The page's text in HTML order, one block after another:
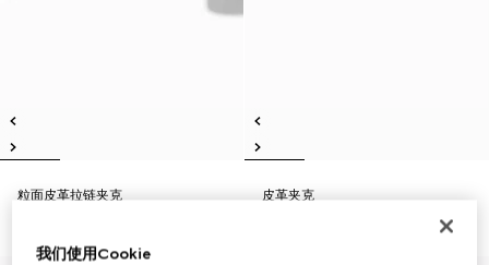
粒面皮革拉链夹克
皮革夹克
我们使用Cookie